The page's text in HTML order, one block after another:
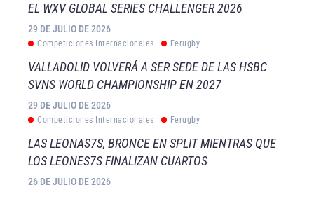
EL WXV GLOBAL SERIES CHALLENGER 2026
29 DE JULIO DE 2026
Competiciones Internacionales Ferugby
VALLADOLID VOLVERÁ A SER SEDE DE LAS HSBC
SVNS WORLD CHAMPIONSHIP EN 2027
29 DE JULIO DE 2026
Competiciones Internacionales Ferugby
LAS LEONAS7S, BRONCE EN SPLIT MIENTRAS QUE
LOS LEONES7S FINALIZAN CUARTOS
26 DE JULIO DE 2026